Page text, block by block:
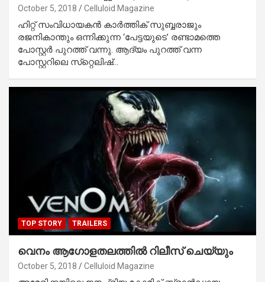
October 5, 2018 Celluloid Magazine
ഹിറ്റ് സംവിധായകന്‍ കാര്‍ത്തിക് സുബ്ബരാജും
രജനികാന്തും ഒന്നിക്കുന്ന ‘പേട്ടയുടെ’ രണ്ടാമത്തെ
പോസ്റ്റര്‍ പുറത്ത് വന്നു. ആദ്യം പുറത്ത് വന്ന
പോസ്റ്ററിലെ സ്‌റ്റെലിഷ്…
TOP STORY TRAILERS
വെനം ആഗോളതലത്തില്‍ റിലീസ് ചെയ്യും
October 5, 2018 Celluloid Magazine